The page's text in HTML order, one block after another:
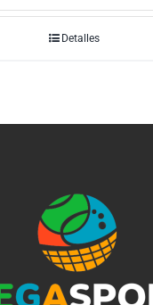
Detalles